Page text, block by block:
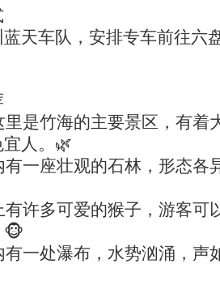
蓝天车队，安排专车前往六
里是竹海的主要景区，有着
人。🌿
有一座壮观的石林，形态各
有许多可爱的猴子，游客可
🐵
有一处瀑布，水势汹涌，声